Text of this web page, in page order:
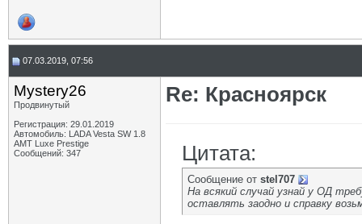
07.03.2019, 07:56
Mystery26
Продвинутый
Регистрация: 29.01.2019
Автомобиль: LADA Vesta SW 1.8
AMT Luxe Prestige
Сообщений: 347
Re: Красноярск
Цитата:
Сообщение от stel707
На всякий случай узнай у ОД
оставлять заодно и справку